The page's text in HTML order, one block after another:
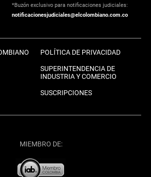
*Buzón exclusivo para notificaciones judiciales:
notificacionesjudiciales@elcolombiano.com.co
POLÍTICA DE PRIVACIDAD
SUPERINTENDENCIA DE
INDUSTRIA Y COMERCIO
SUSCRIPCIONES
MIEMBRO DE: